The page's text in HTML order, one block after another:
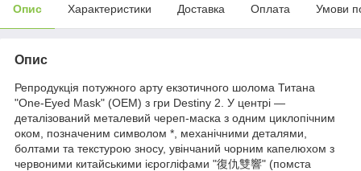
Опис Характеристики Доставка Оплата Умови
Опис
Репродукція потужного арту екзотичного шолома Титана
"One-Eyed Mask" (OEM) з гри Destiny 2. У центрі —
деталізований металевий череп-маска з одним циклопічним
оком, позначеним символом *, механічними деталями,
болтами та текстурою зносу, увінчаний чорним капелюхом з
червоними китайськими ієрогліфами "復仇雙響" (помста